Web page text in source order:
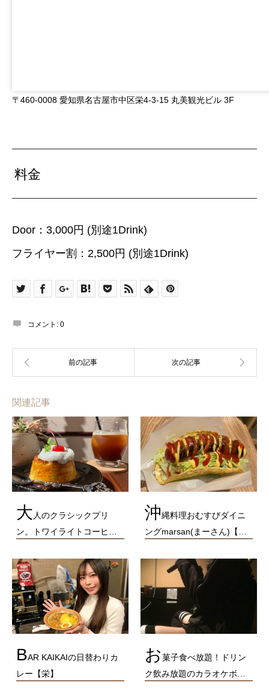
〒460-0008 愛知県名古屋市中区栄4-3-15 丸美観光ビル 3F
料金
Door：3,000円 (別途1Drink)
フライヤー割：2,500円 (別途1Drink)
コメント: 0
関連記事
大 人のクラシックプリ
ン。トワイライトコーヒ…
沖縄料理おむすびダイニ
ングmarsan(まーさん)【…
BAR KAIKAIの日替わりカ
レー【栄】
お菓子食べ放題！ドリン
ク飲み放題のカラオケボ…